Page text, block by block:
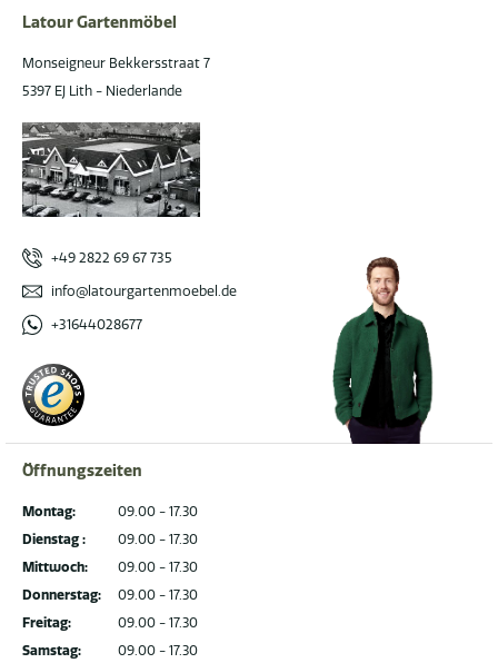
Latour Gartenmöbel
Monseigneur Bekkersstraat 7
5397 EJ Lith - Niederlande
+49 2822 69 67 735
info@latourgartenmoebel.de
+31644028677
Öffnungszeiten
Montag:
Dienstag :
Mittwoch:
Donnerstag:
Freitag:
Samstag:
09.00 - 17.30
09.00 - 17.30
09.00 - 17.30
09.00 - 17.30
09.00 - 17.30
09.00 - 17.30